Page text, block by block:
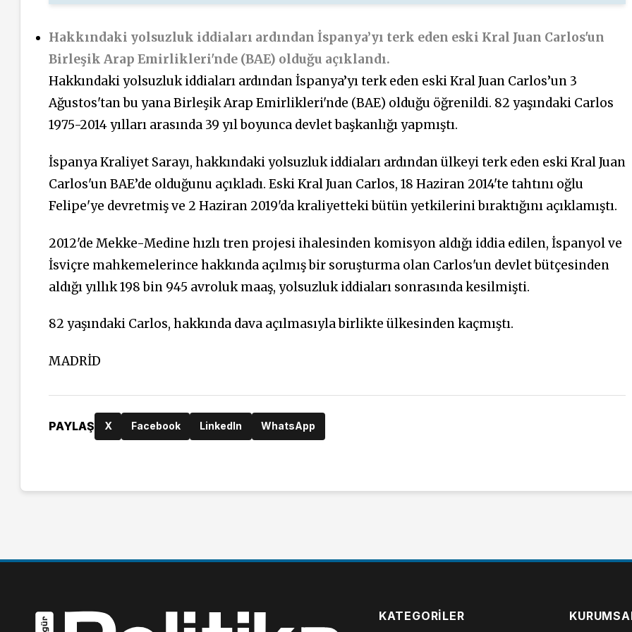
Hakkındaki yolsuzluk iddiaları ardından İspanya’yı terk eden eski Kral Juan Carlos'un
Birleşik Arap Emirlikleri'nde (BAE) olduğu açıklandı.
Hakkındaki yolsuzluk iddiaları ardından İspanya’yı terk eden eski Kral Juan Carlos’un3
Ağustos'tan bu yana Birleşik Arap Emirlikleri'nde (BAE) olduğu öğrenildi. 82 yaşındaki Carlos
1975-2014 yılları arasında 39 yıl boyunca devlet başkanlığı yapmıştı.
İspanya Kraliyet Sarayı, hakkındaki yolsuzluk iddiaları ardından ülkeyi terk eden eski Kral Juan
Carlos'un BAE’de olduğunu açıkladı. Eski Kral Juan Carlos, 18 Haziran 2014'te tahtını oğlu
Felipe'ye devretmiş ve 2 Haziran 2019'da kraliyetteki bütün yetkilerini bıraktığını açıklamıştı.
2012'de Mekke-Medine hızlı tren projesi ihalesinden komisyon aldığı iddia edilen, İspanyol ve
İsviçre mahkemelerince hakkında açılmış bir soruşturma olan Carlos'un devlet bütçesinden
aldığı yıllık 198 bin 945 avroluk maaş, yolsuzluk iddiaları sonrasında kesilmişti.
82 yaşındaki Carlos, hakkında dava açılmasıyla birlikte ülkesinden kaçmıştı.
MADRİD
PAYLAŞ X Facebook LinkedIn WhatsApp
KATEGORILER